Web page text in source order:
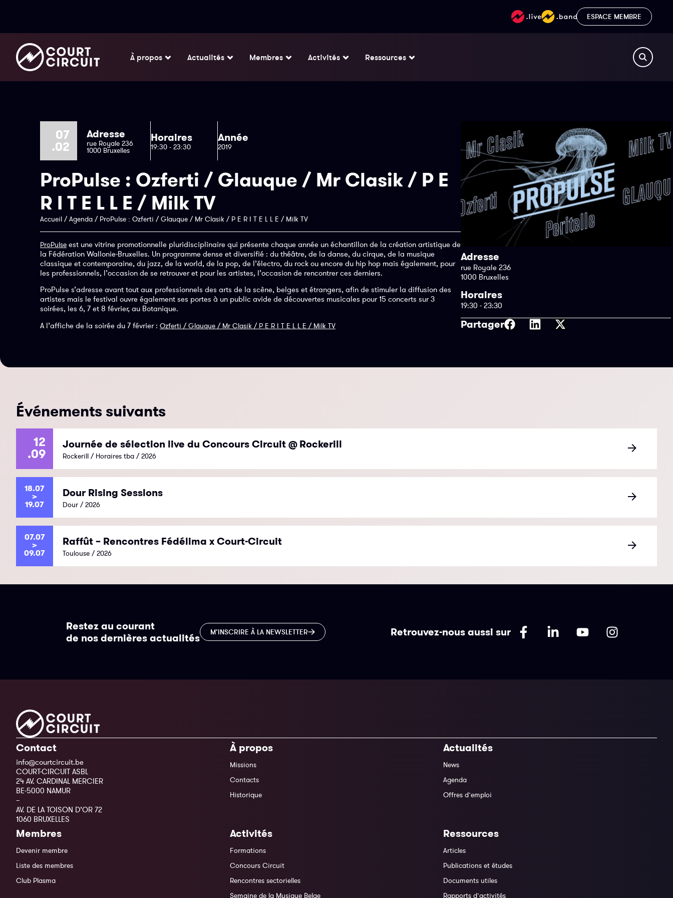
ESPACE MEMBRE
À propos Actualités Membres Activités Ressources
07
.02
Adresse
rue Royale 236
1000 Bruxelles
Horaires
19:30 - 23:30
Année
2019
ProPulse : Ozferti / Glauque / Mr Clasik / P E
R I T E L L E / Milk TV
Accueil /Agenda / ProPulse : Ozferti / Glauque / Mr Clasik / P E R I T E L L E / Milk TV
ProPulse est une vitrine promotionnelle pluridisciplinaire qui présente chaque année un échantillon de la création artistique de
la Fédération Wallonie-Bruxelles. Un programme dense et diversifié : du théâtre, de la danse, du cirque, de la musique
classique et contemporaine, du jazz, de la world, de la pop, de l’électro, du rock ou encore du hip hop mais également, pour
les professionnels, l’occasion de se retrouver et pour les artistes, l’occasion de rencontrer ces derniers.
ProPulse s’adresse avant tout aux professionnels des arts de la scène, belges et étrangers, afin de stimuler la diffusion des
artistes mais le festival ouvre également ses portes à un public avide de découvertes musicales pour 15 concerts sur 3
soirées, les 6, 7 et 8 février, au Botanique.
A l’affiche de la soirée du 7 février : Ozferti / Glauque / Mr Clasik / P E R I T E L L E / Milk TV
Adresse
rue Royale 236
1000 Bruxelles
Horaires
19:30 - 23:30
Partager
Événements suivants
12
.09
Journée de sélection live du Concours Circuit @ Rockerill
Rockerill / Horaires tba / 2026
18.07
>
19.07
Dour Rising Sessions
Dour / 2026
07.07
>
09.07
Raffût – Rencontres Fédélima x Court-Circuit
Toulouse / 2026
Restez au courant
de nos dernières actualités
M’INSCRIRE À LA NEWSLETTER Retrouvez-nous aussi sur
Contact
info@courtcircuit.be
COURT-CIRCUIT ASBL
24 AV. CARDINAL MERCIER
BE-5000 NAMUR
–
AV. DE LA TOISON D’OR 72
1060 BRUXELLES
À propos
Missions
Contacts
Historique
Actualités
News
Agenda
Offres d’emploi
Membres
Devenir membre
Liste des membres
Club Plasma
Activités
Formations
Concours Circuit
Rencontres sectorielles
Semaine de la Musique Belge
Ressources
Articles
Publications et études
Documents utiles
Rapports d’activités